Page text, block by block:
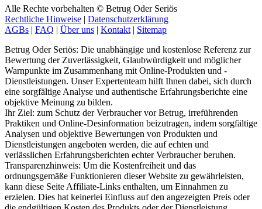
Rechtliche Hinweise|Datenschutzerklärung
AGBs|FAQ|Über uns|Kontakt|Sitemap
Bewertung der Zuverlässigkeit, Glaubwürdigkeit und möglicher
Warnpunkte im Zusammenhang mit Online-Produkten und -
Dienstleistungen. Unser Expertenteam hilft Ihnen dabei, sich durch
eine sorgfältige Analyse und authentische Erfahrungsberichte eine
objektive Meinung zu bilden.
Ihr Ziel: zum Schutz der Verbraucher vor Betrug, irreführenden
Praktiken und Online-Desinformation beizutragen, indem sorgfältige
Analysen und objektive Bewertungen von Produkten und
Dienstleistungen angeboten werden, die auf echten und
verlässlichen Erfahrungsberichten echter Verbraucher beruhen.
Transparenzhinweis: Um die Kostenfreiheit und das
ordnungsgemäße Funktionieren dieser Website zu gewährleisten,
kann diese Seite Affiliate-Links enthalten, um Einnahmen zu
erzielen. Dies hat keinerlei Einfluss auf den angezeigten Preis oder
die endgültigen Kosten des Produkts oder der Dienstleistung.